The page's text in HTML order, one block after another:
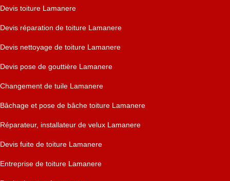
Devis toiture Lamanere
Devis réparation de toiture Lamanere
Devis nettoyage de toiture Lamanere
Devis pose de gouttière Lamanere
Changement de tuile Lamanere
Bâchage et pose de bâche toiture Lamanere
Réparateur, installateur de velux Lamanere
Devis fuite de toiture Lamanere
Entreprise de toiture Lamanere